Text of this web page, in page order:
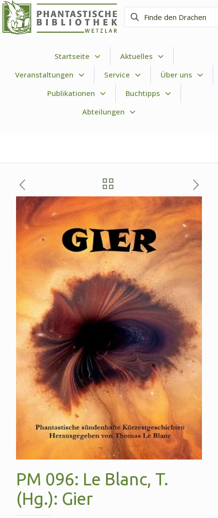
Finde
den
Startseite
Aktuelles
Veranstaltungen
Service
Über uns
Publikationen
Buchtipps
Abteilungen
PM 096: Le Blanc, T.
(Hg.): Gier